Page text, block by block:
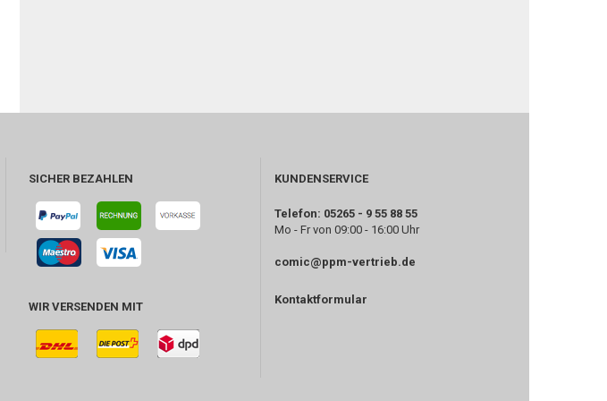
SICHER BEZAHLEN
WIR VERSENDEN MIT
KUNDENSERVICE
Telefon: 05265 - 9 55 88 55
Mo - Fr von 09:00 - 16:00 Uhr
comic@ppm-vertrieb.de
Kontaktformular